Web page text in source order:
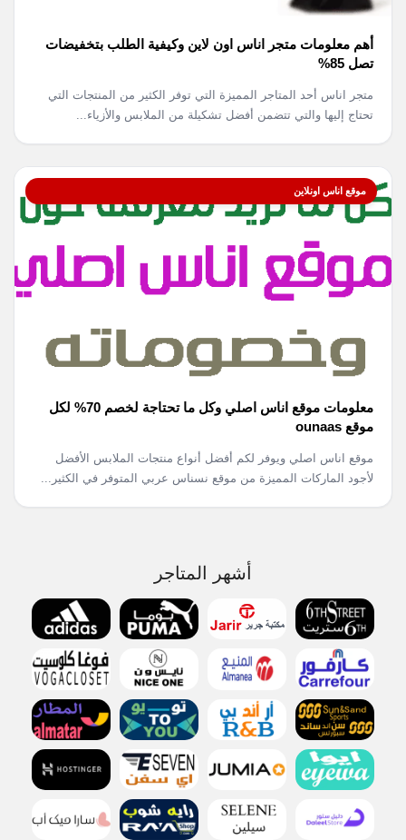
أهم معلومات متجر اناس اون لاين وكيفية الطلب بتخفيضات
تصل 85%
متجر اناس أحد المتاجر المميزة التي توفر الكثير من المنتجات التي
تحتاج إليها والتي تتضمن أفضل تشكيلة من الملابس والأزياء...
موقع اناس اونلاين
معلومات موقع اناس اصلي وكل ما تحتاجة لخصم 70% لكل
موقع ounaas
موقع اناس اصلي ويوفر لكم أفضل أنواع منتجات الملابس الأفضل
لأجود الماركات المميزة من موقع نسناس عربي المتوفر في الكثير...
أشهر المتاجر